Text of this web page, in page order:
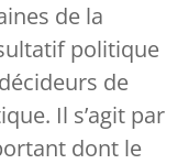
de la
politique
de
Il s’agit par
dont le